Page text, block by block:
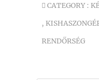
CATEGORY :
,
RENDŐRSÉG